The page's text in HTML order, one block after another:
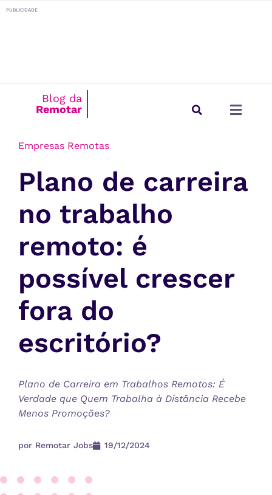
conteúdo
PUBLICIDADE
Blog da
Remotar
Empresas Remotas
Empresas Remotas
Plano de carreira
no trabalho
remoto: é
possível crescer
fora do
escritório?
Plano de Carreira em Trabalhos Remotos: É
Verdade que Quem Trabalha à Distância Recebe
Menos Promoções?
por Remotar Jobs 19/12/2024